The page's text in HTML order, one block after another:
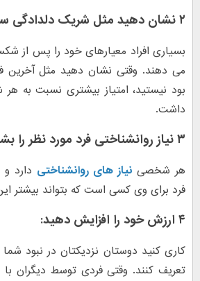
۲ نشان دهید مثل شریک دلدادگی سابق او نیستید:
بسیاری افراد معیارهای خود را پس از
می دهند. وقتی نشان دهید مثل آخرین
بود نیستید، امتیاز بیشتری نسبت به
داشت.
۳ نیاز روانشناختی فرد مورد نظر را بشناسید:
هر شخصی نیاز های روانشناختی دارد
فرد برای وی کسی است که بتواند بیشتر
۴ ارزش خود را افزایش دهید :
کاری کنید دوستان نزدیکتان در نبود
تعریف کنند. وقتی فردی توسط دیگران با